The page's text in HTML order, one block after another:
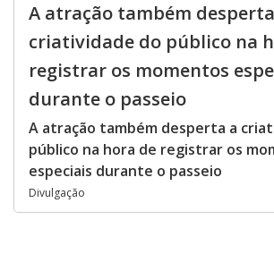
A atração também
criatividade do público na
registrar os momentos
durante o passeio
A atração também desperta a
público na hora de registrar os
especiais durante o passeio
Divulgação